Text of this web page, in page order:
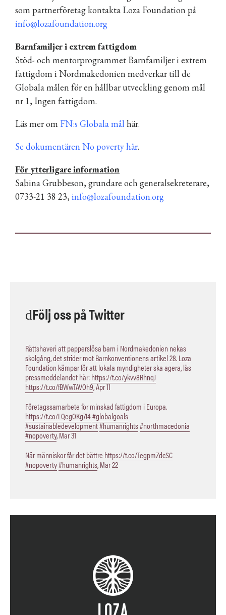
som partnerföretag kontakta Loza Foundation på
info@lozafoundation.org
Barnfamiljer i extrem fattigdom
Stöd- och mentorprogrammet Barnfamiljer i extrem
fattigdom i Nordmakedonien medverkar till de
Globala målen för en hållbar utveckling genom mål
nr 1, Ingen fattigdom.
Läs mer om FN:s Globala mål här.
Se dokumentären No poverty här.
För ytterligare information
Sabina Grubbeson, grundare och generalsekreterare,
0733-21 38 23, info@lozafoundation.org
Följ oss på Twitter
Rättshaveri att papperslösa barn i Nordmakedonien nekas
skolgång, det strider mot Barnkonventionens artikel 28. Loza
Foundation kämpar för att lokala myndigheter ska agera, läs
pressmeddelandet här:https://t.co/ykvv8RhnqJ
https://t.co/fBWwTAVOh9,Apr 11
Företagssamarbete för minskad fattigdom i Europa.
https://t.co/LQegOKg7I4#globalgoals
#sustainabledevelopment#humanrights#northmacedonia
#nopoverty,Mar 31
När människor får det bättre https://t.co/TegpmZdcSC
#nopoverty#humanrights,Mar 22